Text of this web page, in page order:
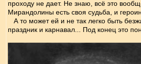
проходу не дает. Не знаю, всё это
Мирандолины есть своя судьба, и
А то может ей и не так легко быть
праздник и карнавал... Под конец это